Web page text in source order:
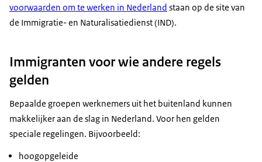
voorwaarden om te werken in Nederland staan op de site van
de Immigratie- en Naturalisatiedienst (IND).
Immigranten voor wie andere regels
gelden
Bepaalde groepen werknemers uit het buitenland kunnen
makkelijker aan de slag in Nederland. Voor hen gelden
speciale regelingen. Bijvoorbeeld:
hoogopgeleide